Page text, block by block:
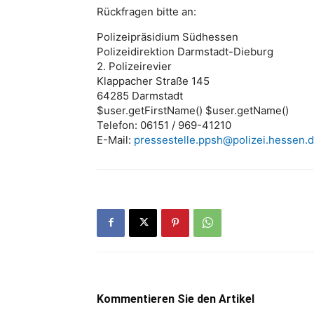
Rückfragen bitte an:
Polizeipräsidium Südhessen
Polizeidirektion Darmstadt-Dieburg
2. Polizeirevier
Klappacher Straße 145
64285 Darmstadt
$user.getFirstName() $user.getName()
Telefon: 06151 / 969-41210
E-Mail:
Kommentieren Sie den Artikel